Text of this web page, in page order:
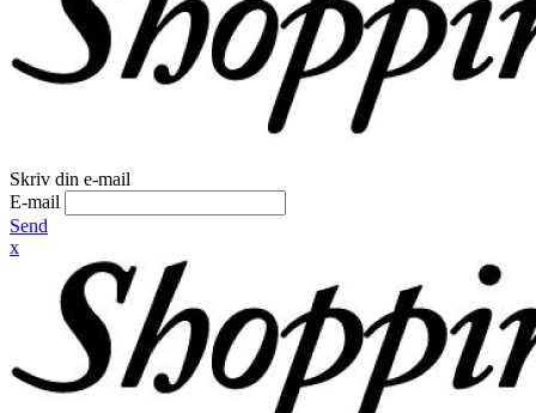
Skriv din e-mail
E-mail
Send
x